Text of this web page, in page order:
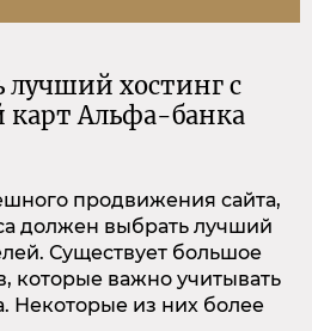
лучший хостинг с
карт Альфа-банка
продвижения сайта,
должен выбрать лучший
Существует большое
которые важно учитывать
Некоторые из них более